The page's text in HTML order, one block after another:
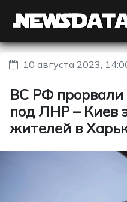
10 августа 2023,
ВС РФ
под ЛНР – Киев
жителей в